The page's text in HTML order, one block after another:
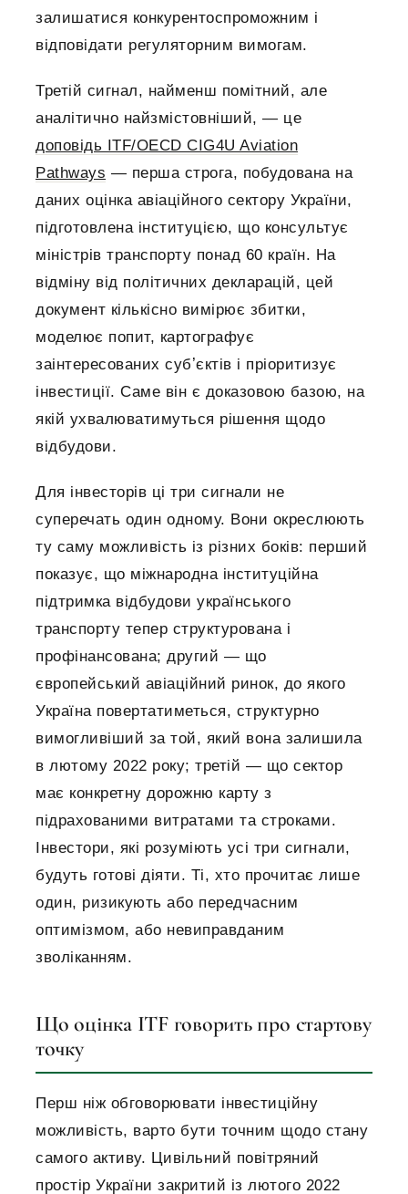
залишатися конкурентоспроможним і
відповідати регуляторним вимогам.
Третій сигнал, найменш помітний, але
аналітично найзмістовніший, — це
доповідь ITF/OECD CIG4U Aviation
Pathways — перша строга, побудована на
даних оцінка авіаційного сектору України,
підготовлена інституцією, що консультує
міністрів транспорту понад 60 країн. На
відміну від політичних декларацій, цей
документ кількісно вимірює збитки,
моделює попит, картографує
заінтересованих субʼєктів і пріоритизує
інвестиції. Саме він є доказовою базою, на
якій ухвалюватимуться рішення щодо
відбудови.
Для інвесторів ці три сигнали не
суперечать один одному. Вони окреслюють
ту саму можливість із різних боків: перший
показує, що міжнародна інституційна
підтримка відбудови українського
транспорту тепер структурована і
профінансована; другий — що
європейський авіаційний ринок, до якого
Україна повертатиметься, структурно
вимогливіший за той, який вона залишила
в лютому 2022 року; третій — що сектор
має конкретну дорожню карту з
підрахованими витратами та строками.
Інвестори, які розуміють усі три сигнали,
будуть готові діяти. Ті, хто прочитає лише
один, ризикують або передчасним
оптимізмом, або невиправданим
зволіканням.
Що оцінка ITF говорить про стартову
точку
Перш ніж обговорювати інвестиційну
можливість, варто бути точним щодо стану
самого активу. Цивільний повітряний
простір України закритий із лютого 2022